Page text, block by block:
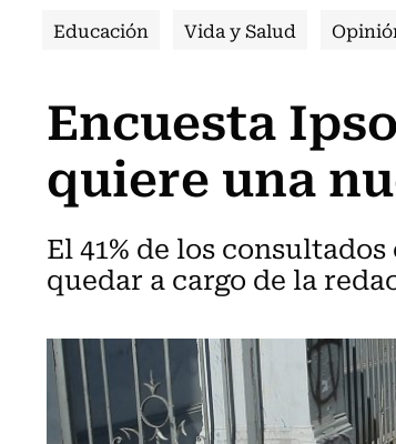
Educación Vida y Salud
Encuesta
quiere una
El 41% de los
quedar a cargo de la